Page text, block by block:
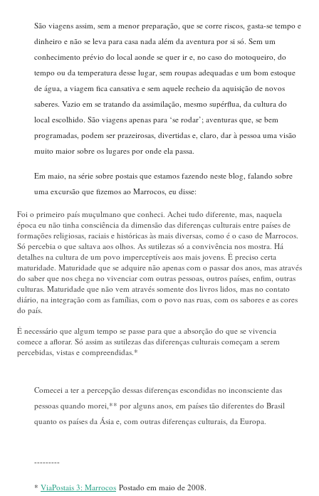
São viagens assim, sem a menor preparação, que se corre riscos, gasta-se tempo e
dinheiro e não se leva para casa nada além da aventura por si só. Sem um
conhecimento prévio do local aonde se quer ir e, no caso do motoqueiro, do
tempo ou da temperatura desse lugar, sem roupas adequadas e um bom estoque
de água, a viagem fica cansativa e sem aquele recheio da aquisição de novos
saberes. Vazio em se tratando da assimilação, mesmo supérflua, da cultura do
local escolhido. São viagens apenas para ‘se rodar’; aventuras que, se bem
programadas, podem ser prazeirosas, divertidas e, claro, dar à pessoa uma visão
muito maior sobre os lugares por onde ela passa.
Em maio, na série sobre postais que estamos fazendo neste blog, falando sobre
uma excursão que fizemos ao Marrocos, eu disse:
Foi o primeiro país muçulmano que conheci. Achei tudo diferente, mas, naquela
época eu não tinha consciência da dimensão das diferenças culturais entre países de
formações religiosas, raciais e históricas às mais diversas, como é o caso de Marrocos.
Só percebia o que saltava aos olhos. As sutilezas só a convivência nos mostra. Há
detalhes na cultura de um povo imperceptíveis aos mais jovens. É preciso certa
maturidade. Maturidade que se adquire não apenas com o passar dos anos, mas através
do saber que nos chega no vivenciar com outras pessoas, outros países, enfim, outras
culturas. Maturidade que não vem através somente dos livros lidos, mas no contato
diário, na integração com as famílias, com o povo nas ruas, com os sabores e as cores
do país.
É necessário que algum tempo se passe para que a absorção do que se vivencia
comece a aflorar. Só assim as sutilezas das diferenças culturais começam a serem
percebidas, vistas e compreendidas. *
Comecei a ter a percepção dessas diferenças escondidas no inconsciente das
pessoas quando morei,** por alguns anos, em países tão diferentes do Brasil
quanto os países da Ásia e, com outras diferenças culturais, da Europa.
---------
* ViaPostais 3: Marrocos Postado em maio de 2008.